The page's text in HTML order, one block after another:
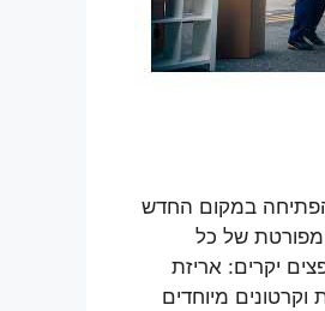
במקום החדש
מפורטת של כל
יקרים: אריזת
מיוחדים